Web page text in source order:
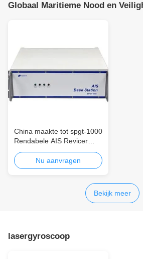
Globaal Maritieme Nood en
China maakte tot spgt-1000
Rendabele AIS Revicer
156.025MHz~162.025MHz
voor Diverse Boten GMDSS
Nu aanvragen
Bekijk meer
lasergyroscoop